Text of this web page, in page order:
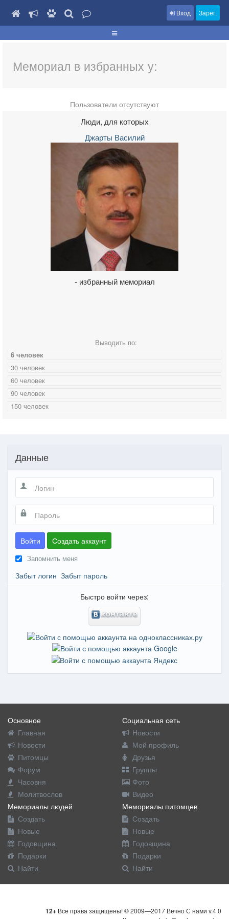
Вход Зарег.
Мемориал в избранных у:
Пользователи отсутствуют
Люди, для которых
Джарты Василий
- избранный мемориал
Выводить по:
6 человек
30 человек
60 человек
90 человек
150 человек
Данные
Войти Создать аккаунт
Запомнить меня
Забыт логин Забыт пароль
Быстро войти через:
Основное
Главная
Новости
Питомцы
Форум
Часовня
Молитвослов
Социальная сеть
Новости
Мой профиль
Друзья
Группы
Фото
Видео
Мемориалы людей
Создать
Новые
Годовщина
Подарки
Найти
Мемориалы питомцев
Создать
Новые
Годовщина
Подарки
Найти
12+ Все права защищены! © 2009—2017 Вечно С нами v.4.0